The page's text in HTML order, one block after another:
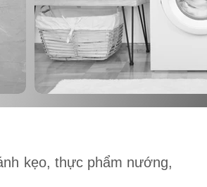
kẹo, thực phẩm nướng,